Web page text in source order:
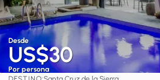
Desde
US$30
Por persona